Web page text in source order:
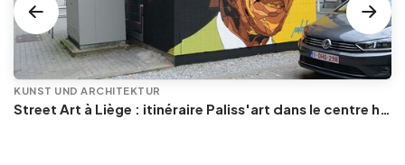
KUNST UND ARCHITEKTUR
Street Art à Liège : itinéraire Paliss'art dans le centre historique et en Outremeuse